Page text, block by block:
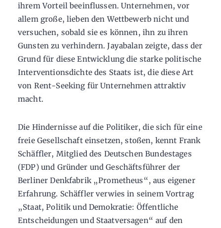
ihrem Vorteil beeinflussen. Unternehmen, vor
allem große, lieben den Wettbewerb nicht und
versuchen, sobald sie es können, ihn zu ihren
Gunsten zu verhindern. Jayabalan zeigte, dass der
Grund für diese Entwicklung die starke politische
Interventionsdichte des Staats ist, die diese Art
von Rent-Seeking für Unternehmen attraktiv
macht.
Die Hindernisse auf die Politiker, die sich für eine
freie Gesellschaft einsetzen, stoßen, kennt Frank
Schäffler, Mitglied des Deutschen Bundestages
(FDP) und Gründer und Geschäftsführer der
Berliner Denkfabrik „Prometheus“, aus eigener
Erfahrung. Schäffler verwies in seinem Vortrag
„Staat, Politik und Demokratie: Öffentliche
Entscheidungen und Staatversagen“ auf den